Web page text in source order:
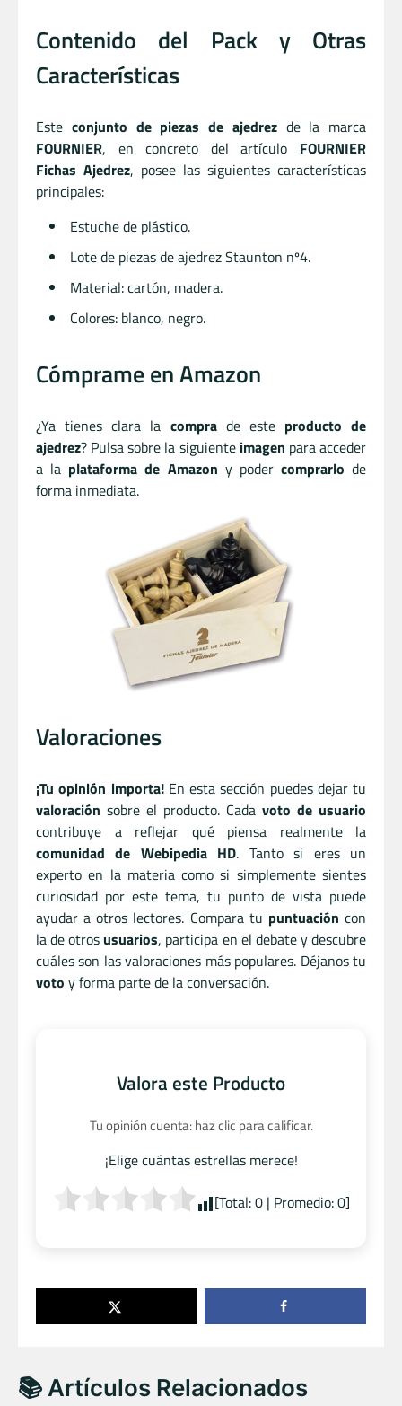
Contenido del Pack y Otras
Características
Este conjunto de piezas de ajedrezde la marca
FOURNIER, en concreto del artículo FOURNIER
Fichas Ajedrez, posee las siguientes características
principales:
Estuche de plástico.
Lote de piezas de ajedrez Staunton nº4.
Material: cartón, madera.
Colores: blanco, negro.
Cómprame en Amazon
¿Ya tienes clara la comprade este producto de
ajedrez? Pulsa sobre la siguiente imagen para acceder
a la plataforma de Amazon y poder comprarlo de
forma inmediata.
Valoraciones
¡Tu opinión importa!En esta sección puedes dejar tu
valoración sobre el producto. Cada voto de usuario
contribuye a reflejar qué piensa realmente la
comunidad de Webipedia HD. Tanto si eres un
experto en la materia como si simplemente sientes
curiosidad por este tema, tu punto de vista puede
ayudar a otros lectores. Compara tu puntuación con
la de otros usuarios, participa en el debate y descubre
cuáles son las valoraciones más populares. Déjanos tu
voto y forma parte de la conversación.
Valora este Producto
Tu opinión cuenta: haz clic para calificar.
¡Elige cuántas estrellas merece!
[Total:0| Promedio:0]
📚 Artículos Relacionados